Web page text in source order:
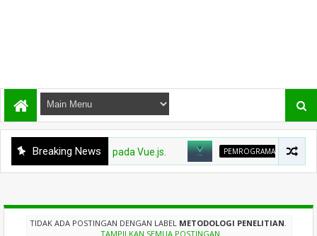
Breaking News
WEB1 Watcher pada Vue.js. PEMROGRAMAN WEB1
TIDAK ADA POSTINGAN DENGAN LABEL METODOLOGI PENELITIAN.
TAMPILKAN SEMUA POSTINGAN